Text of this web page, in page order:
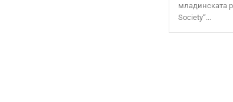
младинската
Society“...